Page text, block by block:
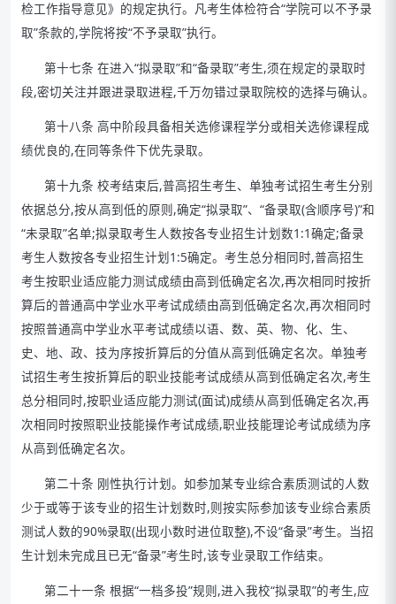
检工作指导意见》的规定执行。凡考生体检符合“学院可以不予录
取”条款的,学院将按“不予录取”执行。
第十七条 在进入“拟录取”和“备录取”考生,须在规定的录取时
段,密切关注并跟进录取进程,千万勿错过录取院校的选择与确认。
第十八条 高中阶段具备相关选修课程学分或相关选修课程成
绩优良的,在同等条件下优先录取。
第十九条 校考结束后,普高招生考生、单独考试招生考生分别
依据总分,按从高到低的原则,确定“拟录取”、“备录取(含顺序号)”和
“未录取”名单;拟录取考生人数按各专业招生计划数1:1确定;备录
考生人数按各专业招生计划1:5确定。考生总分相同时,普高招生
考生按职业适应能力测试成绩由高到低确定名次,再次相同时按折
算后的普通高中学业水平考试成绩由高到低确定名次,再次相同时
按照普通高中学业水平考试成绩以语、数、英、物、化、生、
史、地、政、技为序按折算后的分值从高到低确定名次。单独考
试招生考生按折算后的职业技能考试成绩从高到低确定名次,考生
总分相同时,按职业适应能力测试(面试)成绩从高到低确定名次,再
次相同时按照职业技能操作考试成绩,职业技能理论考试成绩为序
从高到低确定名次。
第二十条 刚性执行计划。如参加某专业综合素质测试的人数
少于或等于该专业的招生计划数时,则按实际参加该专业综合素质
测试人数的90%录取(出现小数时进位取整),不设“备录”考生。当招
生计划未完成且已无“备录”考生时,该专业录取工作结束。
第二十一条 根据“一档多投”规则,进入我校“拟录取”的考生,应